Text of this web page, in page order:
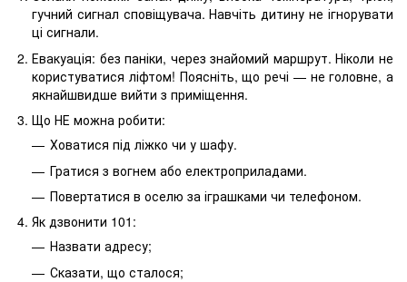
гучний сигнал сповіщувача. Навчіть дитину не ігнорувати
ці сигнали.
Евакуація: без паніки, через знайомий маршрут. Ніколи не
користуватися ліфтом! Поясніть, що речі — не головне, а
якнайшвидше вийти з приміщення.
Що НЕ можна робити:
Ховатися під ліжко чи у шафу.
Гратися з вогнем або електроприладами.
Повертатися в оселю за іграшками чи телефоном.
Як дзвонити 101:
Назвати адресу;
Сказати, що сталося;